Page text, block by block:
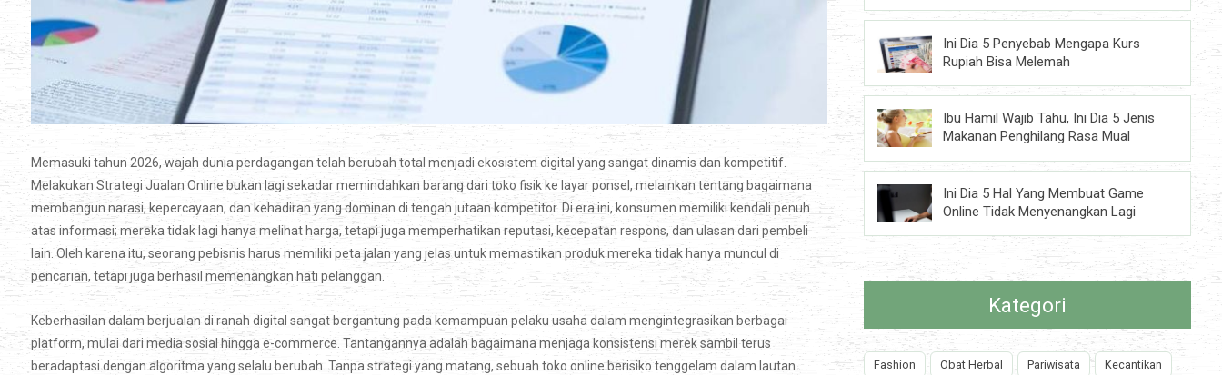
Memasuki tahun 2026, wajah dunia perdagangan telah berubah total menjadi ekosistem digital yang sangat dinamis dan kompetitif.
Melakukan Strategi Jualan Online bukan lagi sekadar memindahkan barang dari toko fisik ke layar ponsel, melainkan tentang bagaimana
membangun narasi, kepercayaan, dan kehadiran yang dominan di tengah jutaan kompetitor. Di era ini, konsumen memiliki kendali penuh
atas informasi; mereka tidak lagi hanya melihat harga, tetapi juga memperhatikan reputasi, kecepatan respons, dan ulasan dari pembeli
lain. Oleh karena itu, seorang pebisnis harus memiliki peta jalan yang jelas untuk memastikan produk mereka tidak hanya muncul di
pencarian, tetapi juga berhasil memenangkan hati pelanggan.
Keberhasilan dalam berjualan di ranah digital sangat bergantung pada kemampuan pelaku usaha dalam mengintegrasikan berbagai
platform, mulai dari media sosial hingga e-commerce. Tantangannya adalah bagaimana menjaga konsistensi merek sambil terus
beradaptasi dengan algoritma yang selalu berubah. Tanpa strategi yang matang, sebuah toko online berisiko tenggelam dalam lautan
Ini Dia 5 Penyebab Mengapa Kurs
Rupiah Bisa Melemah
Ibu Hamil Wajib Tahu, Ini Dia 5 Jenis
Makanan Penghilang Rasa Mual
Ini Dia 5 Hal Yang Membuat Game
Online Tidak Menyenangkan Lagi
Kategori
Fashion Obat Herbal Pariwisata Kecantikan